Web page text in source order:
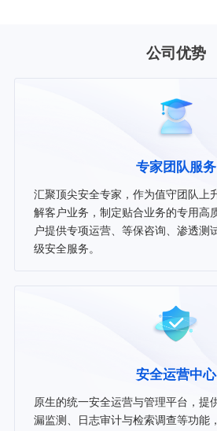
公司优势
专家团队服务
汇聚顶尖安全专家，作为值守团队上
解客户业务，制定贴合业务的专用高
户提供专项运营、等保咨询、渗透测
级安全服务。
安全运营中心
原生的统一安全运营与管理平台，提
漏监测、日志审计与检索调查等功能